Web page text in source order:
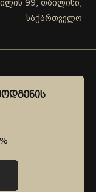
99, თბილისი,
საქართველო